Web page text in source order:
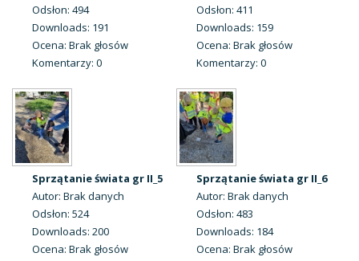
Odsłon: 494
Downloads: 191
Ocena: Brak głosów
Komentarzy: 0
Odsłon: 411
Downloads: 159
Ocena: Brak głosów
Komentarzy: 0
Sprzątanie świata gr II_5
Autor: Brak danych
Odsłon: 524
Downloads: 200
Ocena: Brak głosów
Sprzątanie świata gr II_6
Autor: Brak danych
Odsłon: 483
Downloads: 184
Ocena: Brak głosów